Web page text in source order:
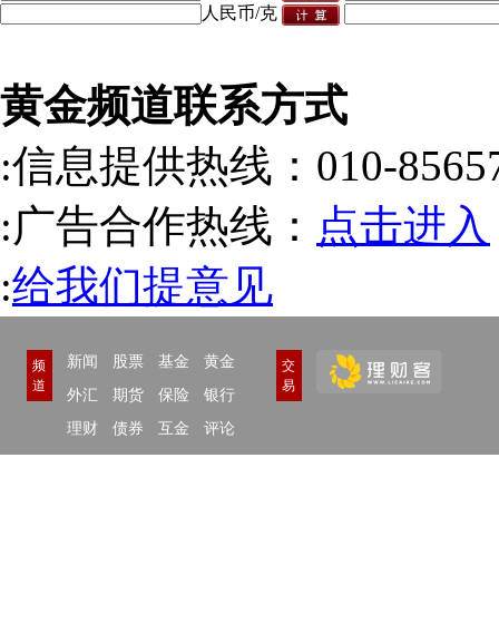
人民币/克
黄金频道联系方式
:信息提供热线：010-
:广告合作热线： 点击进入
:给我们提意见
频
道
新闻 股票 基金
黄金
外汇
期货 保险
银行
理财
债券 互金 评论
交
易